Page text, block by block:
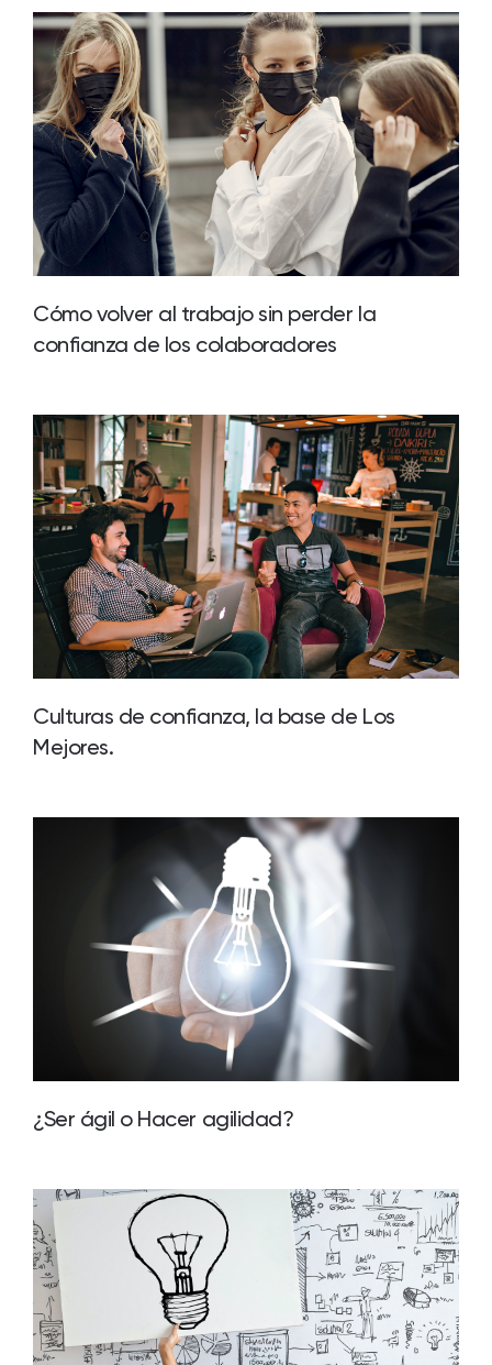
Cómo volver al trabajo sin perder la
confianza de los colaboradores
Culturas de confianza, la base de Los
Mejores.
¿Ser ágil o Hacer agilidad?